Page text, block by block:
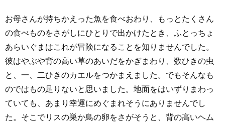
お母さんが持ちかえった魚を食べおわり、もっとたくさん
の食べものをさがしにひとりで出かけたとき、ふとっちょ
あらいぐまはこれが冒険になることを知りませんでした。
彼はやぶや背の高い草のあいだをかぎまわり、数ひきの虫
と、一、二ひきのカエルをつかまえました。でもそんなも
のではもの足りないと思いました。地面をはいずりまわっ
ていても、あまり幸運にめぐまれそうにありませんでし
た。そこでリスの巣か鳥の卵をさがそうと、背の高いヘム